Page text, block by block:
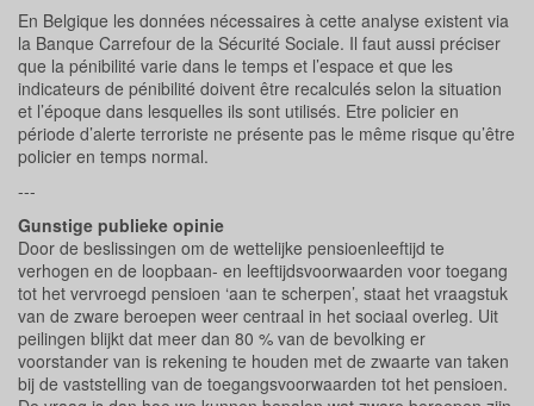
En Belgique les données nécessaires à cette analyse existent via
la Banque Carrefour de la Sécurité Sociale. Il faut aussi préciser
que la pénibilité varie dans le temps et l’espace et que les
indicateurs de pénibilité doivent être recalculés selon la situation
et l’époque dans lesquelles ils sont utilisés. Etre policier en
période d’alerte terroriste ne présente pas le même risque qu’être
policier en temps normal.
---
Gunstige publieke opinie
Door de beslissingen om de wettelijke pensioenleeftijd te
verhogen en de loopbaan- en leeftijdsvoorwaarden voor toegang
tot het vervroegd pensioen ‘aan te scherpen’, staat het vraagstuk
van de zware beroepen weer centraal in het sociaal overleg. Uit
peilingen blijkt dat meer dan 80 % van de bevolking er
voorstander van is rekening te houden met de zwaarte van taken
bij de vaststelling van de toegangsvoorwaarden tot het pensioen.